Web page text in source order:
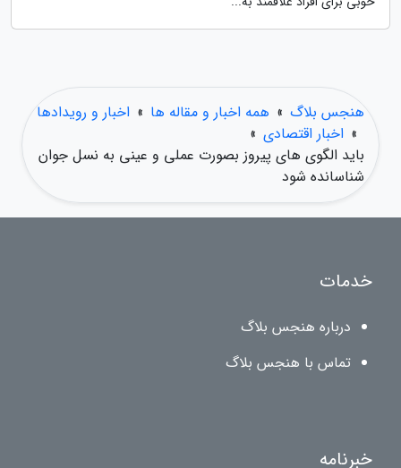
هنجس بلاگ » همه اخبار و مقاله ها » اخبار و رویدادها
» اخبار اقتصادی »
باید الگوی های پیروز بصورت عملی و عینی به نسل جوان
شناسانده شود
خدمات
درباره هنجس بلاگ
تماس با هنجس بلاگ
خبرنامه